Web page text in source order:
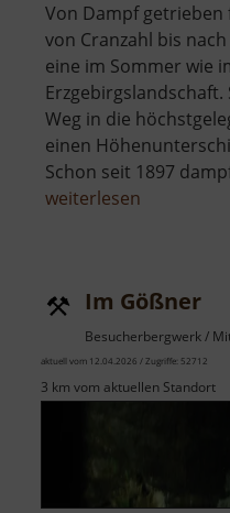
Von Dampf
von Cranzahl bis
eine im Sommer wie
Weg in die
einen
Schon seit 1897
weiterlesen
Im Gößner
Besucherbergwerk /
aktuell vom 12.04.2026 / Zugriffe: 52712
3 km vom aktuellen Standort